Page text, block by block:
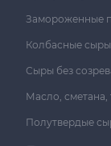
Замороженные
Колбасные сыры
Сыры без
Масло,
Полутвердые